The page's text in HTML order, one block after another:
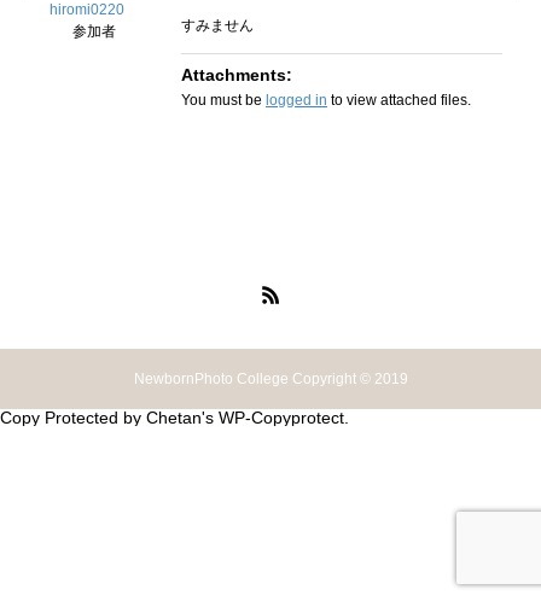
hiromi0220
参加者
すみません
Attachments:
You must be logged in to view attached files.
NewbornPhoto College Copyright © 2019
Copy Protected by Chetan's WP-Copyprotect